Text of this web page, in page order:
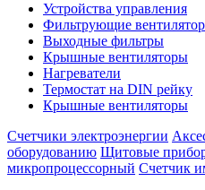
Устройства управления
Фильтрующие
Выходные фильтры
Крышные вентиляторы
Нагреватели
Термостат на DIN рейку
Крышные вентиляторы
Счетчики электроэнергии
оборудованию Щитовые
микропроцессорный Счетчик